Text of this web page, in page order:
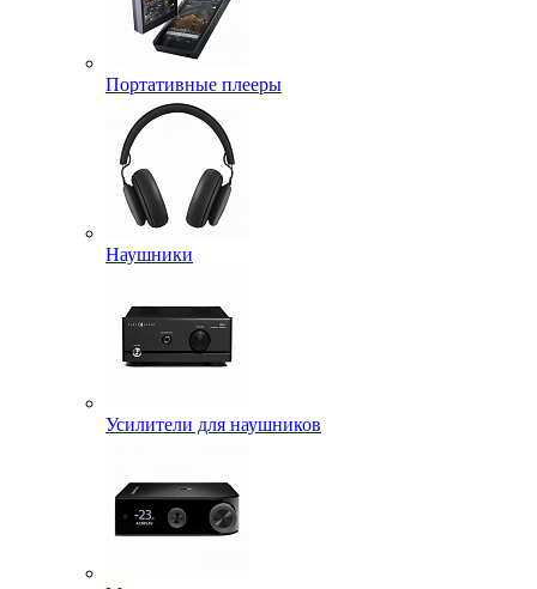
Портативные плееры
Наушники
Усилители для наушников